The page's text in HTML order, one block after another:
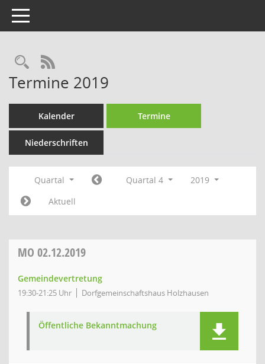
Toggle navigation
Rechercheauswahl
RSS-Feed
Termine 2019
Kalender Termine
Niederschriften
Quartal Quartal 4
2019
Aktuell
MO 02.12.2019
Gemeindevertretung
19:30-21:25 Uhr Dorfgemeinschaftshaus Holzhausen
Öffentliche Bekanntmachung